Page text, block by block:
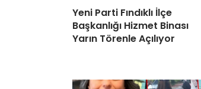
Yeni Parti Fındıklı İlçe
Başkanlığı Hizmet Binası
Yarın Törenle Açılıyor